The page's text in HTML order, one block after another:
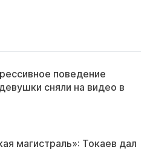
поведение
сняли на видео в
магистраль»: Токаев дал